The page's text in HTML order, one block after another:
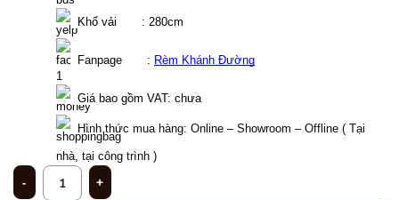
Khổ vải       : 280cm
Fanpage       : Rèm Khánh Đường
Giá bao gồm VAT: chưa
Hình thức mua hàng: Online – Showroom – Offline ( Tại
nhà, tại công trình )
Rèm vải silicon 2 lớp cao cấp phòng ngủ tại Mai Dịch- Hà Nội TM-82-12 số